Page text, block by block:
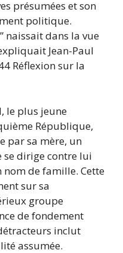
présumées et son
politique.
naissait dans la vue
Jean-Paul
Réflexion sur la
le plus jeune
République,
par sa mère, un
dirige contre lui
nom de famille. Cette
sur sa
groupe
de fondement
inclut
assumée.